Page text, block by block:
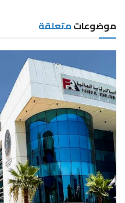
موضوعاتمتعلقة